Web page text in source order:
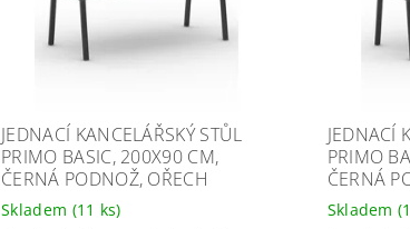
JEDNACÍ KANCELÁŘSKÝ STŮL
PRIMO BASIC, 200X90 CM,
ČERNÁ PODNOŽ, OŘECH
Skladem (11 ks)
JEDNACÍ
PRIMO
ČERNÁ
Skladem